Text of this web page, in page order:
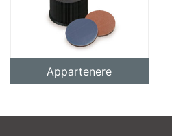
Appartenere